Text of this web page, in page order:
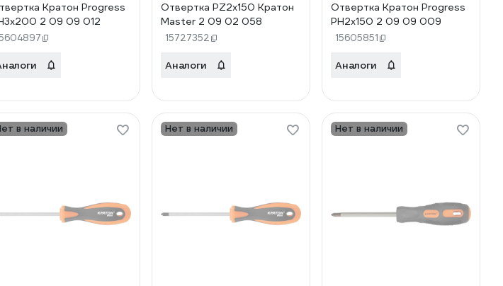
Кратон Progress
2 09 09 012
Отвертка PZ2х150 Кратон
Master 2 09 02 058
15727352
Аналоги
Отвертка Кратон Progress
PH2x150 2 09 09 009
15605851
Аналоги
в наличии Нет в наличии Нет в наличии